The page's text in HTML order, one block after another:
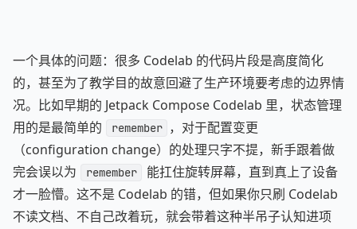
一个具体的问题：很多 Codelab 的代码片段是高度简化
的，甚至为了教学目的故意回避了生产环境要考虑的边界情
况。比如早期的 Jetpack Compose Codelab 里，状态管理
用的是最简单的
remember ，对于配置变更
（configuration change）的处理只字不提，新手跟着做
完会误以为
remember
能扛住旋转屏幕，直到真上了设备
才一脸懵。这不是 Codelab 的错，但如果你只刷 Codelab
不读文档、不自己改着玩，就会带着这种半吊子认知进项